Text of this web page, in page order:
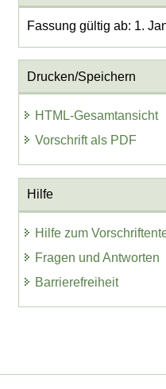
Fassung gültig ab: 1.
Drucken/Speichern
HTML-Gesamtansicht
Vorschrift als PDF
Hilfe
Hilfe zum
Fragen und Antworten
Barrierefreiheit